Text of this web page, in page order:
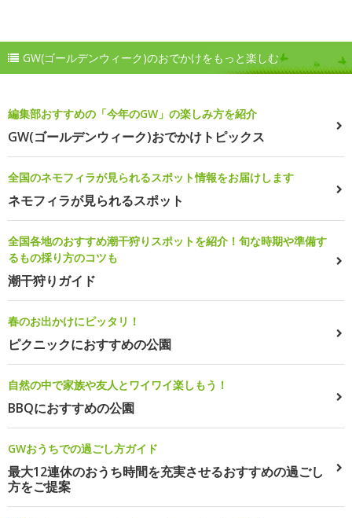
GW(ゴールデンウィーク)のおでかけをもっと楽しむ
編集部おすすめの「今年のGW」の楽しみ方を紹介
GW(ゴールデンウィーク)おでかけトピックス
全国のネモフィラが見られるスポット情報をお届けします
ネモフィラが見られるスポット
全国各地のおすすめ潮干狩りスポットを紹介！旬な時期や準備す
るもの採り方のコツも
潮干狩りガイド
春のお出かけにピッタリ！
ピクニックにおすすめの公園
自然の中で家族や友人とワイワイ楽しもう！
BBQにおすすめの公園
GWおうちでの過ごし方ガイド
最大12連休のおうち時間を充実させるおすすめの過ごし
方をご提案